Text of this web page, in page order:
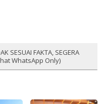
SESUAI FAKTA, SEGERA
WhatsApp Only)